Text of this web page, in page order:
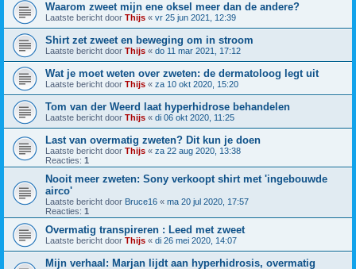
Waarom zweet mijn ene oksel meer dan de andere?
Laatste bericht door Thijs « vr 25 jun 2021, 12:39
Shirt zet zweet en beweging om in stroom
Laatste bericht door Thijs « do 11 mar 2021, 17:12
Wat je moet weten over zweten: de dermatoloog legt uit
Laatste bericht door Thijs « za 10 okt 2020, 15:20
Tom van der Weerd laat hyperhidrose behandelen
Laatste bericht door Thijs « di 06 okt 2020, 11:25
Last van overmatig zweten? Dit kun je doen
Laatste bericht door Thijs « za 22 aug 2020, 13:38
Reacties: 1
Nooit meer zweten: Sony verkoopt shirt met 'ingebouwde
airco'
Laatste bericht door Bruce16 « ma 20 jul 2020, 17:57
Reacties: 1
Overmatig transpireren : Leed met zweet
Laatste bericht door Thijs « di 26 mei 2020, 14:07
Mijn verhaal: Marjan lijdt aan hyperhidrosis, overmatig